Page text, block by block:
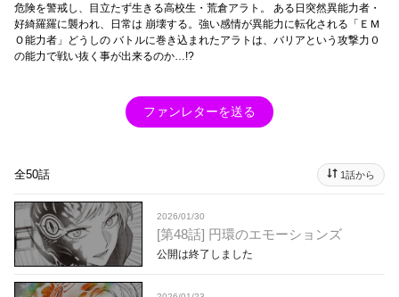
危険を警戒し、目立たず生きる高校生・荒倉アラト。 ある日突然異能力者・
好綺羅羅に襲われ、日常は 崩壊する。強い感情が異能力に転化される「ＥＭ
Ｏ能力者」どうしの バトルに巻き込まれたアラトは、バリアという攻撃力０
の能力で戦い抜く事が出来るのか…!?
ファンレターを送る
全50話 1話から
2026/01/30
[第48話] 円環のエモーションズ
公開は終了しました